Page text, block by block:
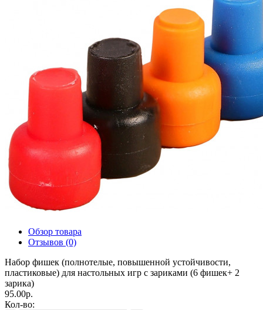
Обзор товара
Отзывов (0)
Набор фишек (полнотелые, повышенной устойчивости,
пластиковые) для настольных игр с зариками (6 фишек+ 2
зарика)
95.00р.
Кол-во: